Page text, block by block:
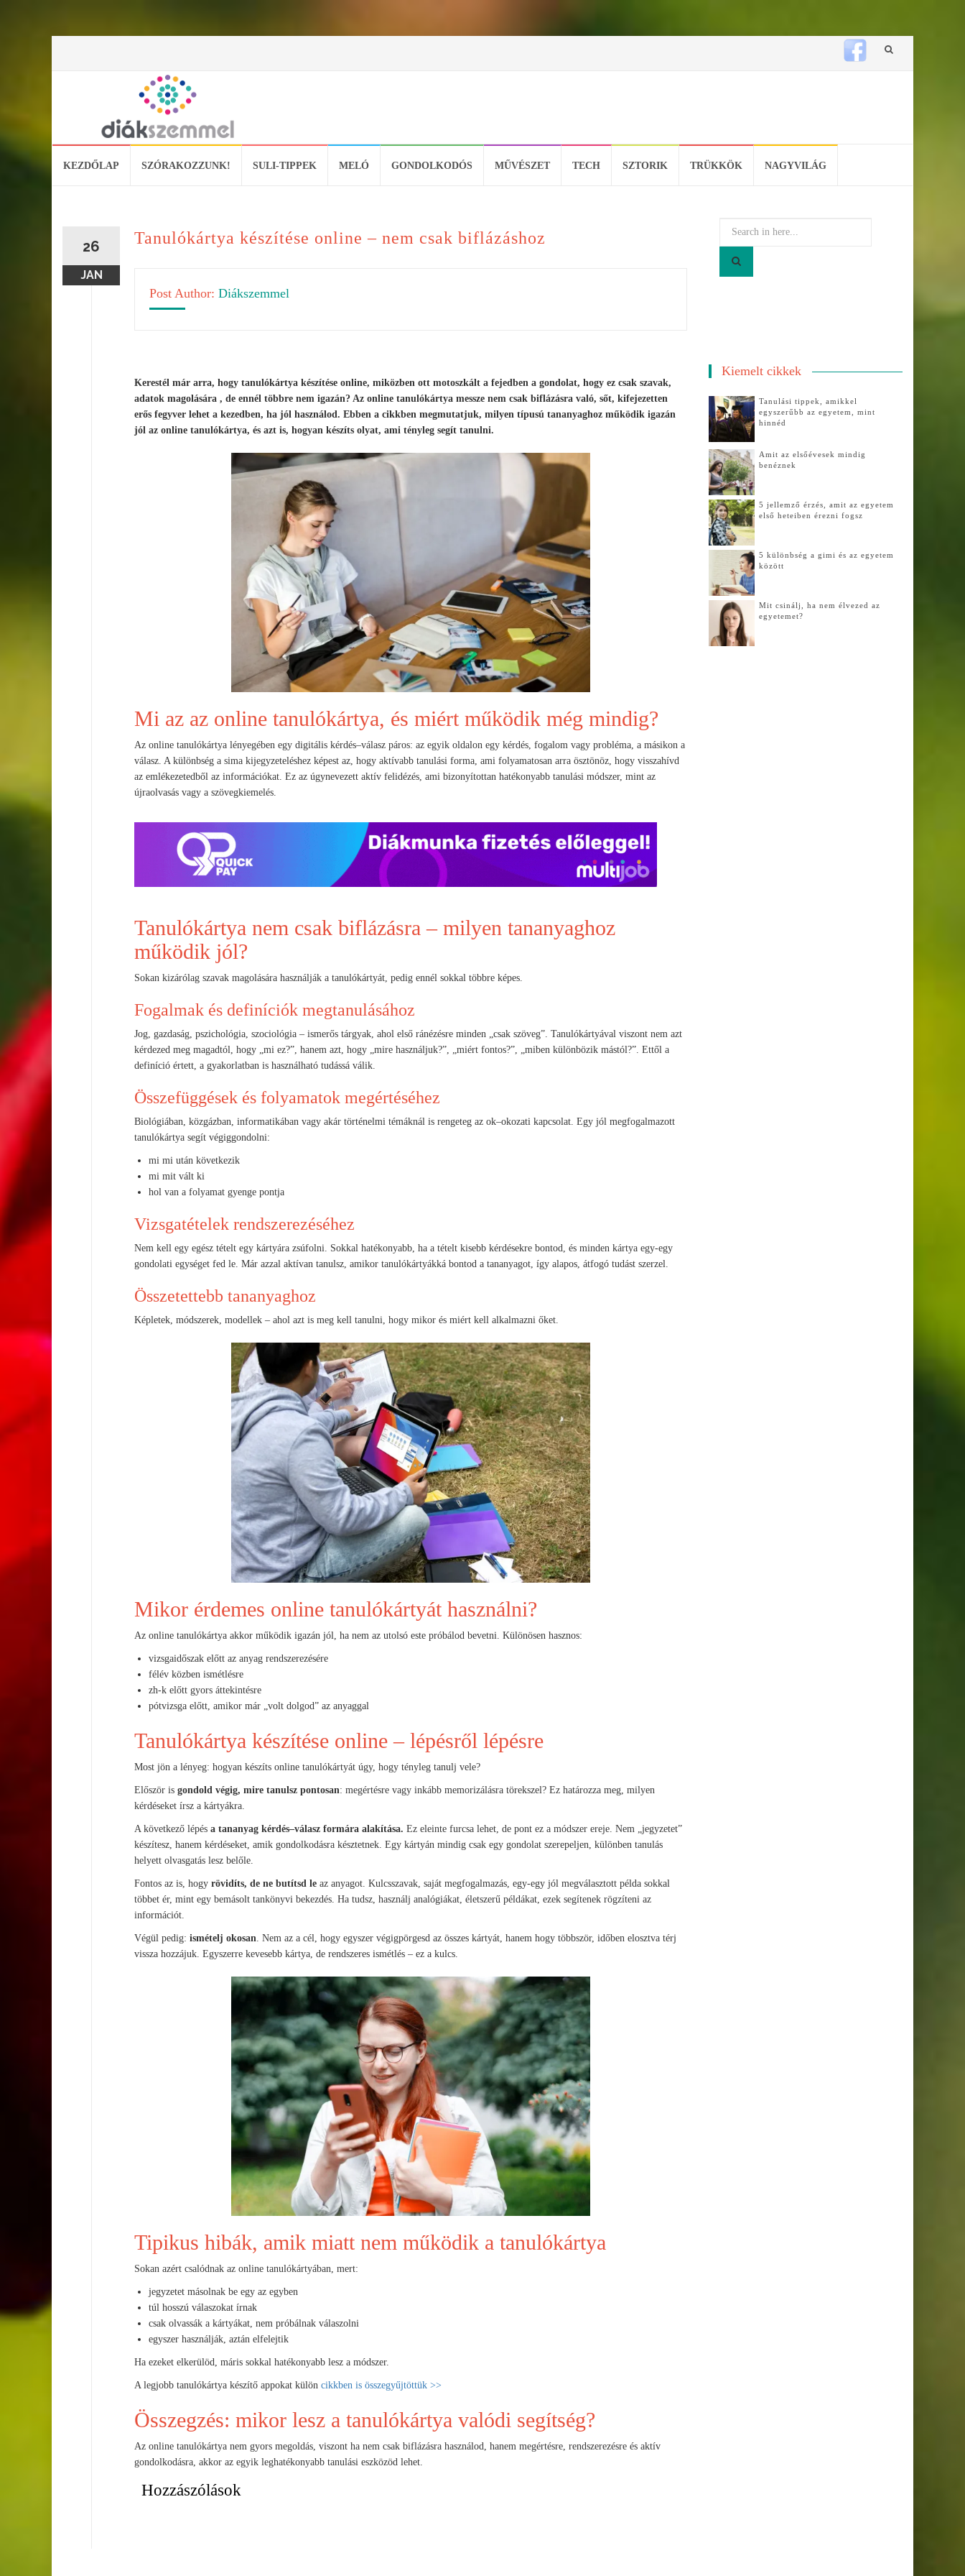
Skip
KEZDŐLAP SZÓRAKOZZUNK! SULI-TIPPEK MELÓ GONDOLKODÓS MŰVÉSZET TECH SZTORIK TRÜKKÖK NAGYVILÁG
26
JAN
Tanulókártya készítése online – nem csak biflázáshoz
Post Author: Diákszemmel
Kerestél már arra, hogy tanulókártya készítése online, miközben ott motoszkált a fejedben a gondolat, hogy ez csak szavak,
adatok magolására , de ennél többre nem igazán? Az online tanulókártya messze nem csak biflázásra való, sőt, kifejezetten
erős fegyver lehet a kezedben, ha jól használod. Ebben a cikkben megmutatjuk, milyen típusú tananyaghoz működik igazán
jól az online tanulókártya, és azt is, hogyan készíts olyat, ami tényleg segít tanulni.
Mi az az online tanulókártya, és miért működik még mindig?
Az online tanulókártya lényegében egy digitális kérdés–válasz páros: az egyik oldalon egy kérdés, fogalom vagy probléma, a másikon a
válasz. A különbség a sima kijegyzeteléshez képest az, hogy aktívabb tanulási forma, ami folyamatosan arra ösztönöz, hogy visszahívd
az emlékezetedből az információkat. Ez az úgynevezett aktív felidézés, ami bizonyítottan hatékonyabb tanulási módszer, mint az
újraolvasás vagy a szövegkiemelés.
Tanulókártya nem csak biflázásra – milyen tananyaghoz
működik jól?
Sokan kizárólag szavak magolására használják a tanulókártyát, pedig ennél sokkal többre képes.
Fogalmak és definíciók megtanulásához
Jog, gazdaság, pszichológia, szociológia – ismerős tárgyak, ahol első ránézésre minden „csak szöveg”. Tanulókártyával viszont nem azt
kérdezed meg magadtól, hogy „mi ez?”, hanem azt, hogy „mire használjuk?”, „miért fontos?”, „miben különbözik mástól?”. Ettől a
definíció értett, a gyakorlatban is használható tudássá válik.
Összefüggések és folyamatok megértéséhez
Biológiában, közgázban, informatikában vagy akár történelmi témáknál is rengeteg az ok–okozati kapcsolat. Egy jól megfogalmazott
tanulókártya segít végiggondolni:
mi mi után következik
mi mit vált ki
hol van a folyamat gyenge pontja
Vizsgatételek rendszerezéséhez
Nem kell egy egész tételt egy kártyára zsúfolni. Sokkal hatékonyabb, ha a tételt kisebb kérdésekre bontod, és minden kártya egy-egy
gondolati egységet fed le. Már azzal aktívan tanulsz, amikor tanulókártyákká bontod a tananyagot, így alapos, átfogó tudást szerzel.
Összetettebb tananyaghoz
Képletek, módszerek, modellek – ahol azt is meg kell tanulni, hogy mikor és miért kell alkalmazni őket.
Mikor érdemes online tanulókártyát használni?
Az online tanulókártya akkor működik igazán jól, ha nem az utolsó este próbálod bevetni. Különösen hasznos:
vizsgaidőszak előtt az anyag rendszerezésére
félév közben ismétlésre
zh-k előtt gyors áttekintésre
pótvizsga előtt, amikor már „volt dolgod” az anyaggal
Tanulókártya készítése online – lépésről lépésre
Most jön a lényeg: hogyan készíts online tanulókártyát úgy, hogy tényleg tanulj vele?
Először is gondold végig, mire tanulsz pontosan: megértésre vagy inkább memorizálásra törekszel? Ez határozza meg, milyen
kérdéseket írsz a kártyákra.
A következő lépés a tananyag kérdés–válasz formára alakítása. Ez eleinte furcsa lehet, de pont ez a módszer ereje. Nem „jegyzetet”
készítesz, hanem kérdéseket, amik gondolkodásra késztetnek. Egy kártyán mindig csak egy gondolat szerepeljen, különben tanulás
helyett olvasgatás lesz belőle.
Fontos az is, hogy rövidíts, de ne butítsd le az anyagot. Kulcsszavak, saját megfogalmazás, egy-egy jól megválasztott példa sokkal
többet ér, mint egy bemásolt tankönyvi bekezdés. Ha tudsz, használj analógiákat, életszerű példákat, ezek segítenek rögzíteni az
információt.
Végül pedig: ismételj okosan . Nem az a cél, hogy egyszer végigpörgesd az összes kártyát, hanem hogy többször, időben elosztva térj
vissza hozzájuk. Egyszerre kevesebb kártya, de rendszeres ismétlés – ez a kulcs.
Tipikus hibák, amik miatt nem működik a tanulókártya
Sokan azért csalódnak az online tanulókártyában, mert:
jegyzetet másolnak be egy az egyben
túl hosszú válaszokat írnak
csak olvassák a kártyákat, nem próbálnak válaszolni
egyszer használják, aztán elfelejtik
Ha ezeket elkerülöd, máris sokkal hatékonyabb lesz a módszer.
A legjobb tanulókártya készítő appokat külön cikkben is összegyűjtöttük >>
Összegzés: mikor lesz a tanulókártya valódi segítség?
Az online tanulókártya nem gyors megoldás, viszont ha nem csak biflázásra használod, hanem megértésre, rendszerezésre és aktív
gondolkodásra, akkor az egyik leghatékonyabb tanulási eszközöd lehet.
Hozzászólások
Kiemelt cikkek
Tanulási tippek, amikkel
egyszerűbb az egyetem, mint
hinnéd
Amit az elsőévesek mindig
benéznek
5 jellemző érzés, amit az egyetem
első heteiben érezni fogsz
5 különbség a gimi és az egyetem
között
Mit csinálj, ha nem élvezed az
egyetemet?